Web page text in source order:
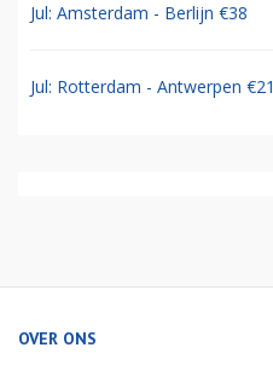
Jul: Amsterdam - Berlijn €38
Jul: Rotterdam - Antwerpen €21
OVER ONS